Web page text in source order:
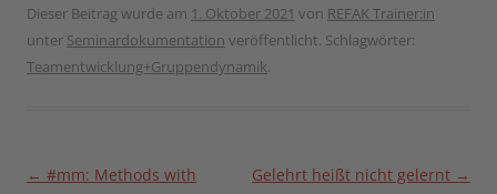
Dieser Beitrag wurde am 1. Oktober 2021 von REFAK Trainer:in
unter Seminardokumentation veröffentlicht. Schlagwörter:
Teamentwicklung+Gruppendynamik.
Beitragsnavigation
← #mm: Methods with
Gelehrt heißt nicht gelernt →